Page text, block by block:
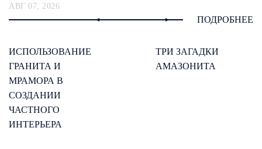
АВГ 07, 2026
ПОДРОБНЕЕ
ИСПОЛЬЗОВАНИЕ
ГРАНИТА И
МРАМОРА В
СОЗДАНИИ
ЧАСТНОГО
ИНТЕРЬЕРА
ТРИ ЗАГАДКИ
АМАЗОНИТА